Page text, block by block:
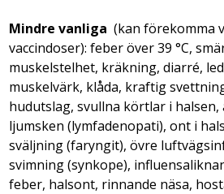
Mindre vanliga (kan förekomma
vaccindoser): feber över 39 °C,
muskelstelhet, kräkning, diarré,
muskelvärk, klåda, kraftig
hudutslag, svullna körtlar i
ljumsken (lymfadenopati), ont i
sväljning (faryngit), övre
svimning (synkope),
feber, halsont, rinnande näsa,